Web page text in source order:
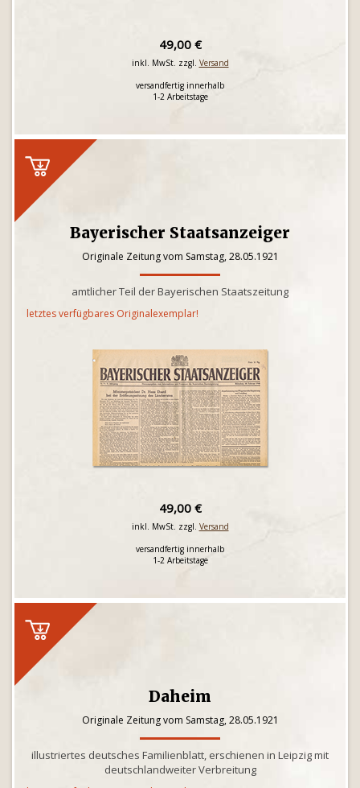
49,00 €
inkl. MwSt. zzgl. Versand
versandfertig innerhalb
1-2 Arbeitstage
Bayerischer Staatsanzeiger
Originale Zeitung vom Samstag, 28.05.1921
amtlicher Teil der Bayerischen Staatszeitung
letztes verfügbares Originalexemplar!
49,00 €
inkl. MwSt. zzgl. Versand
versandfertig innerhalb
1-2 Arbeitstage
Daheim
Originale Zeitung vom Samstag, 28.05.1921
illustriertes deutsches Familienblatt, erschienen in Leipzig mit
deutschlandweiter Verbreitung